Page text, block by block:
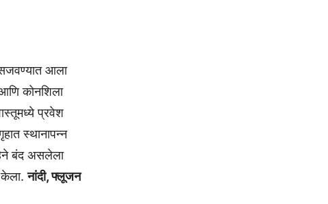
सजवण्यात आला
कोनशिला
प्रवेश
स्थानापन्न
बंद असलेला
केला.नांदी, फ्लूजन